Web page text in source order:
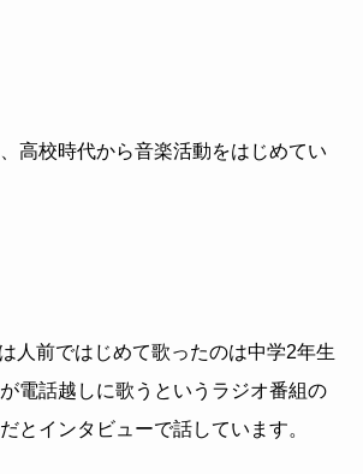
高校時代から音楽活動をはじめてい
人前ではじめて歌ったのは中学2年生
電話越しに歌うというラジオ番組の
とインタビューで話しています。